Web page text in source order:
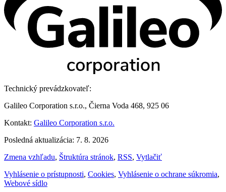
Technický prevádzkovateľ:
Galileo Corporation s.r.o., Čierna Voda 468, 925 06
Kontakt: Galileo Corporation s.r.o.
Posledná aktualizácia: 7. 8. 2026
Zmena vzhľadu, Štruktúra stránok, RSS, Vytlačiť
Vyhlásenie o prístupnosti, Cookies, Vyhlásenie o ochrane súkromia,
Webové sídlo